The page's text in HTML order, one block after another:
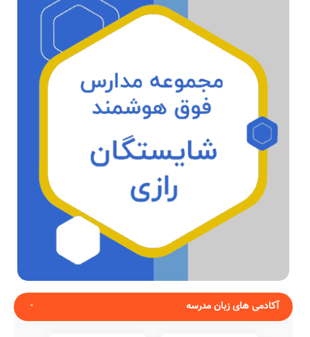
آکادمی های زبان مدرسه